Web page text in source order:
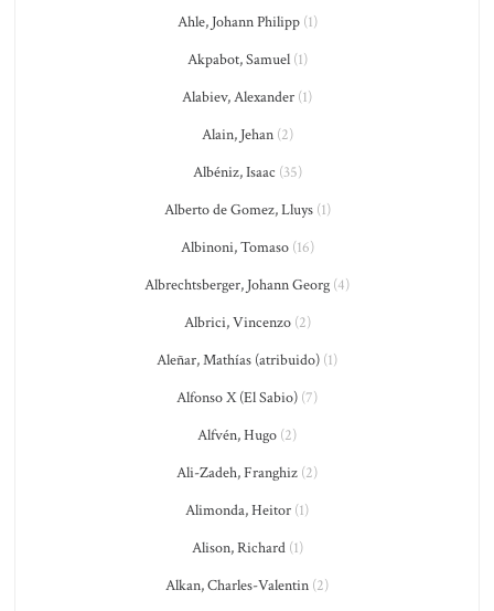
Ahle, Johann Philipp(1)
Akpabot, Samuel(1)
Alabiev, Alexander (1)
Alain, Jehan(2)
Albéniz, Isaac (35)
Alberto de Gomez, Lluys(1)
Albinoni, Tomaso(16)
Albrechtsberger, Johann Georg (4)
Albrici, Vincenzo(2)
Aleñar, Mathías (atribuido) (1)
Alfonso X (El Sabio) (7)
Alfvén, Hugo (2)
Ali-Zadeh, Franghiz (2)
Alimonda, Heitor (1)
Alison, Richard(1)
Alkan, Charles-Valentin (2)